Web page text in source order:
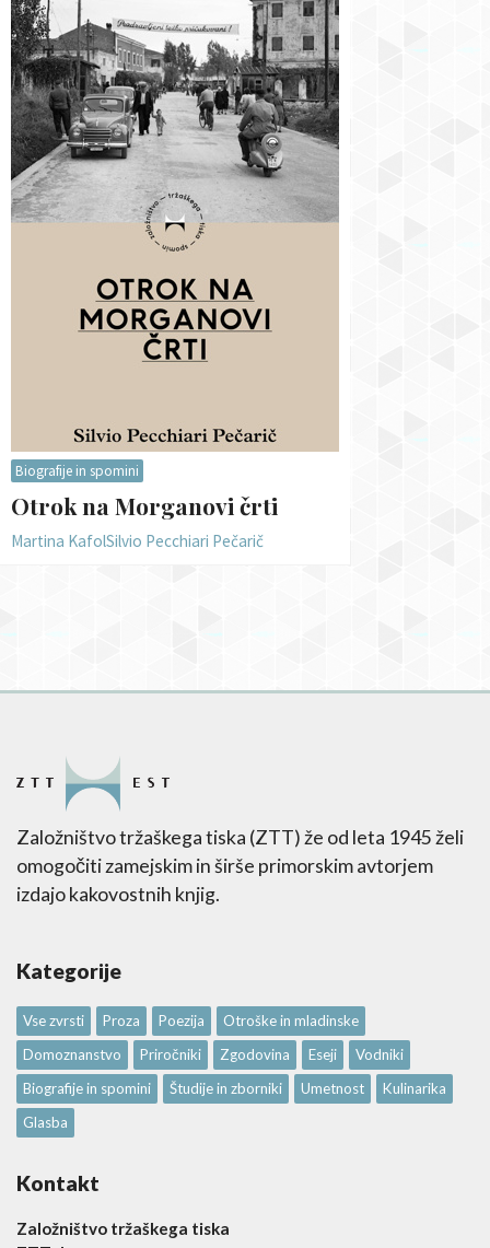
Biografije in spomini
Otrok na Morganovi črti
Martina KafolSilvio Pecchiari Pečarič
Založništvo tržaškega tiska (ZTT) že od leta 1945 želi
omogočiti zamejskim in širše primorskim avtorjem
izdajo kakovostnih knjig.
Kategorije
Vse zvrsti Proza Poezija
Otroške in mladinske
Domoznanstvo
Priročniki Zgodovina Eseji
Vodniki
Biografije in spomini
Študije in zborniki Umetnost
Kulinarika
Glasba
Kontakt
Založništvo tržaškega tiska